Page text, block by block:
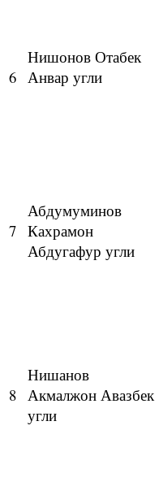
6
Нишонов Отабек
Анвар угли
7
Абдумуминов
Кахрамон
Абдугафур угли
8
Нишанов
Акмалжон Авазбек
угли